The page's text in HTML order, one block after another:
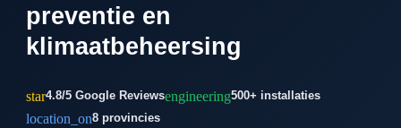
preventie en
klimaatbeheersing
star4.8/5 Google Reviewsengineering500+ installaties
location_on8 provincies